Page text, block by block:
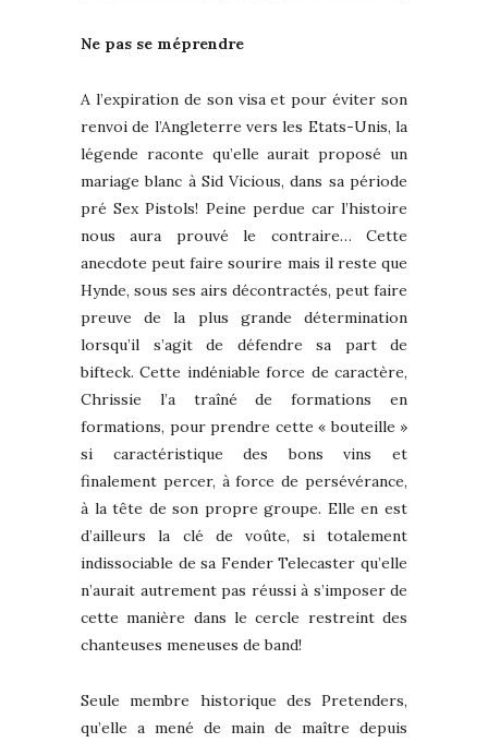
Ne pas se méprendre
A l’expiration de son visa et pour éviter son
renvoi de l’Angleterre vers les Etats-Unis, la
légende raconte qu’elle aurait proposé un
mariage blanc à Sid Vicious, dans sa période
pré Sex Pistols! Peine perdue car l’histoire
nous aura prouvé le contraire… Cette
anecdote peut faire sourire mais il reste que
Hynde, sous ses airs décontractés, peut faire
preuve de la plus grande détermination
lorsqu’il s’agit de défendre sa part de
bifteck. Cette indéniable force de caractère,
Chrissie l’a traîné de formations en
formations, pour prendre cette « bouteille »
si caractéristique des bons vins et
finalement percer, à force de persévérance,
à la tête de son propre groupe. Elle en est
d’ailleurs la clé de voûte, si totalement
indissociable de sa Fender Telecaster qu’elle
n’aurait autrement pas réussi à s’imposer de
cette manière dans le cercle restreint des
chanteuses meneuses de band!
Seule membre historique des Pretenders,
qu’elle a mené de main de maître depuis